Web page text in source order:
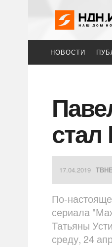
НОВОСТИ
17.04.2019
По-
сериала
Татьяны
среду, 24